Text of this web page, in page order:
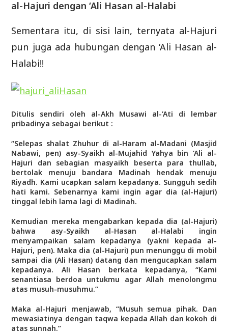
al-Hajuri dengan ‘Ali Hasan al-Halabi
Sementara itu, di sisi lain, ternyata al-Hajuri
pun juga ada hubungan dengan ‘Ali Hasan al-
Halabi!!
Ditulis sendiri oleh al-Akh Musawi al-’Ati di lembar
pribadinya sebagai berikut :
“Selepas shalat Zhuhur di al-Haram al-Madani (Masjid
Nabawi, pen) asy-Syaikh al-Mujahid Yahya bin ‘Ali al-
Hajuri dan sebagian masyaikh beserta para thullab,
bertolak menuju bandara Madinah hendak menuju
Riyadh. Kami ucapkan salam kepadanya. Sungguh sedih
hati kami. Sebenarnya kami ingin agar dia (al-Hajuri)
tinggal lebih lama lagi di Madinah.
Kemudian mereka mengabarkan kepada dia (al-Hajuri)
bahwa asy-Syaikh al-Hasan al-Halabi ingin
menyampaikan salam kepadanya (yakni kepada al-
Hajuri, pen). Maka dia (al-Hajuri) pun menunggu di mobil
sampai dia (Ali Hasan) datang dan mengucapkan salam
kepadanya. Ali Hasan berkata kepadanya, “Kami
senantiasa berdoa untukmu agar Allah menolongmu
atas musuh-musuhmu.”
Maka al-Hajuri menjawab, “Musuh semua pihak. Dan
mewasiatinya dengan taqwa kepada Allah dan kokoh di
atas sunnah.”